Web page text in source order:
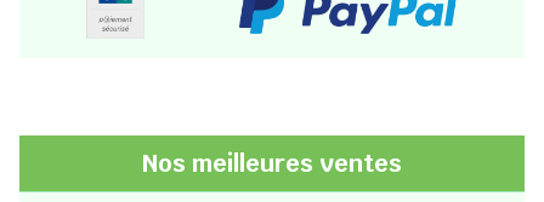
Nos meilleures ventes